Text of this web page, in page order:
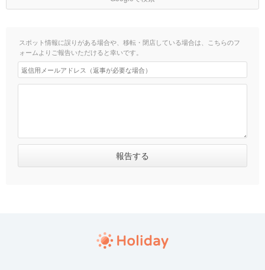
スポット情報に誤りがある場合や、移転・閉店している場合は、こちらのフ
ォームよりご報告いただけると幸いです。